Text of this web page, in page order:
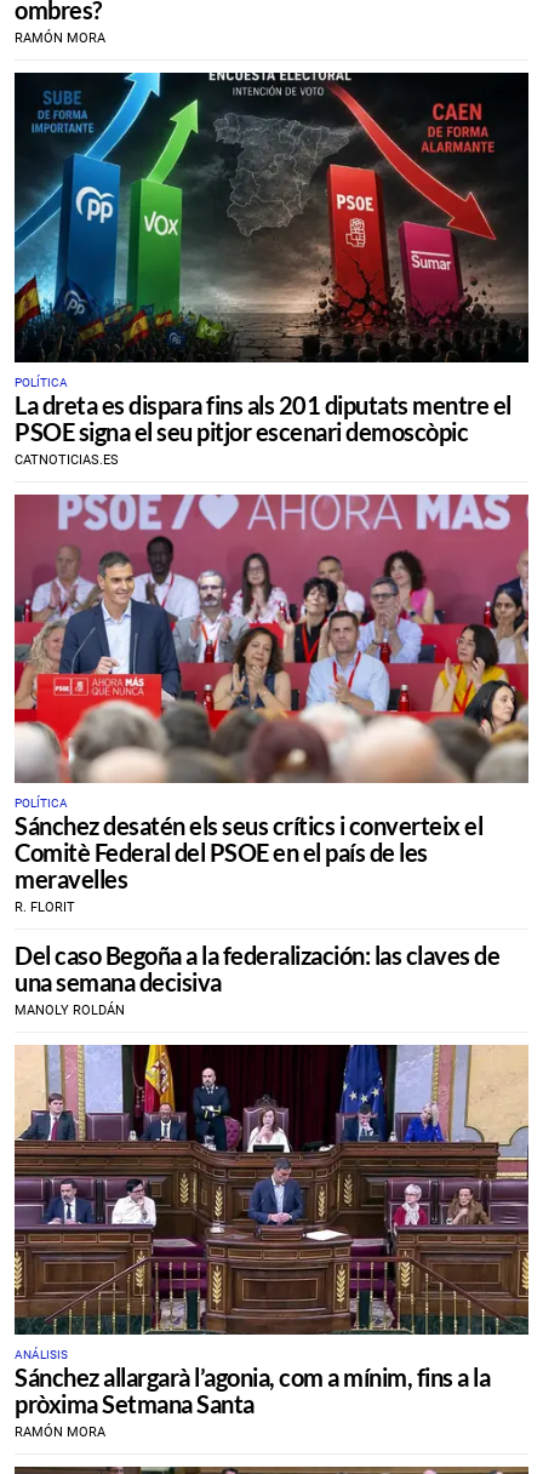
ombres?
RAMÓN MORA
POLÍTICA
La dreta es dispara fins als 201 diputats mentre el
PSOE signa el seu pitjor escenari demoscòpic
CATNOTICIAS.ES
POLÍTICA
Sánchez desatén els seus crítics i converteix el
Comitè Federal del PSOE en el país de les
meravelles
R. FLORIT
Del caso Begoña a la federalización: las claves de
una semana decisiva
MANOLY ROLDÁN
ANÁLISIS
Sánchez allargarà l’agonia, com a mínim, fins a la
pròxima Setmana Santa
RAMÓN MORA